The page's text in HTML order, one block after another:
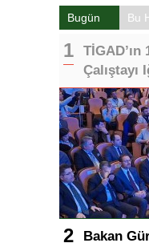
Bugün Bu
Çalıştayı
Bakan